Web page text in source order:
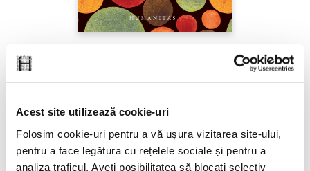
Acest site utilizează cookie-uri
Folosim cookie-uri pentru a vă ușura vizitarea site-ului,
pentru a face legătura cu rețelele sociale și pentru a
analiza traficul. Aveți posibilitatea să blocați selectiv
Fizica existenţială